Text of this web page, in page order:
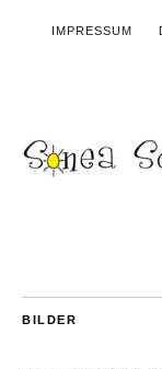
IMPRESSUM
BILDER